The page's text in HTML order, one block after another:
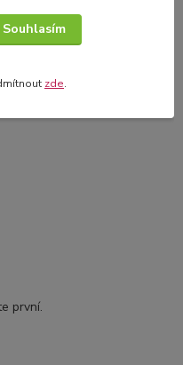
první.
Souhlasím
zde.